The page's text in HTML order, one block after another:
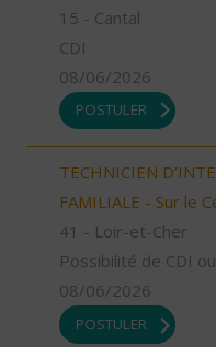
15 - Cantal
CDI
08/06/2026
POSTULER
TECHNICIEN
FAMILIALE - Sur le
41 - Loir-et-Cher
Possibilité de CDI
08/06/2026
POSTULER